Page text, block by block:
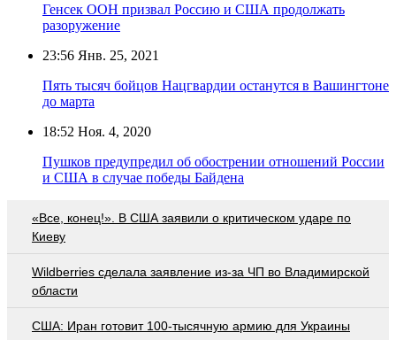
Генсек ООН призвал Россию и США продолжать
разоружение
23:56 Янв. 25, 2021
Пять тысяч бойцов Нацгвардии останутся в Вашингтоне
до марта
18:52 Ноя. 4, 2020
Пушков предупредил об обострении отношений России
и США в случае победы Байдена
«Все, конец!». В США заявили о критическом ударе по
Киеву
Wildberries cделала заявление из-за ЧП во Владимирской
области
США: Иран готовит 100-тысячную армию для Украины